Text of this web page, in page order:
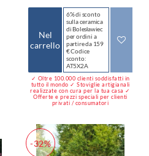
Nel
carrello
6% di sconto
sulla ceramica
di Bolesławiec
per ordini a
partire da 159
€ Codice
sconto:
AT5X2A
✓ Oltre 100.000 clienti soddisfatti in
tutto il mondo ✓ Stoviglie artigianali
realizzate con cura per la tua casa ✓
Offerte e prezzi speciali per clienti
privati / consumatori
-32%